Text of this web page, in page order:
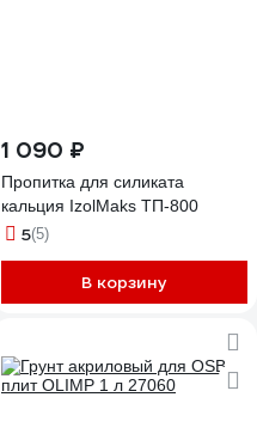
1 090 ₽
Пропитка для силиката
кальция IzolMaks ТП-800
5(5)
В корзину